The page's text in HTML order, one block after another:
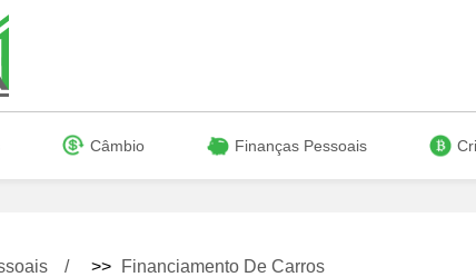
Câmbio Finanças Pessoais
>> Financiamento De Carros